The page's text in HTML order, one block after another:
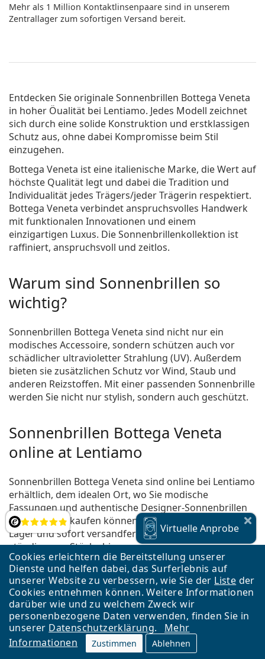
Cookies erleichtern die Bereitstellung unserer
Dienste und helfen dabei, das Surferlebnis auf
unserer Website zu verbessern, wie Sie der Liste der
Cookies entnehmen können. Weitere Informationen
darüber wie und zu welchem Zweck wir
personenbezogene Daten verwenden, finden Sie in
unserer Datenschutzerklärung.
Mehr
Informationen
Zustimmen Ablehnen
Bewertung
Mehr als 1 Million Kontaktlinsenpaare sind in unserem
Zentrallager zum sofortigen Versand bereit.
Entdecken Sie originaleSonnenbrillen Bottega Veneta
in hoher Öualität bei Lentiamo. Jedes Modell zeichnet
sich durch eine solide Konstruktion und erstklassigen
Schutz aus, ohne dabei Kompromisse beim Stil
einzugehen.
Bottega Veneta ist eine italienische Marke, die Wert auf
höchste Qualität legt und dabei die Tradition und
Individualität jedes Trägers/jeder Trägerin respektiert.
Bottega Veneta verbindet anspruchsvolles Handwerk
mit funktionalen Innovationen und einem
einzigartigen Luxus. Die Sonnenbrillenkollektion ist
raffiniert, anspruchsvoll und zeitlos.
Warum sind Sonnenbrillen so
wichtig?
Sonnenbrillen Bottega Veneta sind nicht nur ein
modisches Accessoire, sondern schützen auch vor
schädlicher ultravioletter Strahlung (UV). Außerdem
bieten sie zusätzlichen Schutz vor Wind, Staub und
anderen Reizstoffen. Mit einer passenden Sonnenbrille
werden Sie nicht nur stylish, sondern auch geschützt.
Sonnenbrillen Bottega Veneta
online at Lentiamo
Sonnenbrillen Bottega Veneta sind online bei Lentiamo
erhältlich, dem idealen Ort, wo Sie modische
Fassungen und authentische Designer-Sonnenbrillen
in Österreich kaufen können. Alle Stücke sind auf
Lager und sofort versandfertig, und es kommen
ständig neue Stücke hinzu.
Mit dem aktuellen Angebot von 26 Sonnenbrillen in der
Preisklasse von€ 258,90bis€ 489,90ist es einfach, das
perfekte Modell zu finden. Außerdem können Sie aus
aktuellenSonnenbrillen im Sonderangebot
Wenn es für Sie schwierig wird, unter so vielen
Modellen zu wählen, können Sie unserepraktische
virtuelle Anprobebenutzen, um vor dem Kauf zu
VirtuelleAnprobe